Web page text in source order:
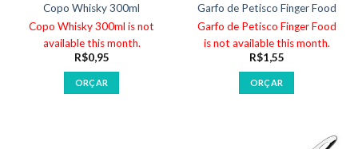
Copo Whisky 300ml
Copo Whisky 300ml is not
available this month.
R$0,95
ORÇAR
Garfo de Petisco Finger Food
Garfo de Petisco Finger Food
is not available this month.
R$1,55
ORÇAR